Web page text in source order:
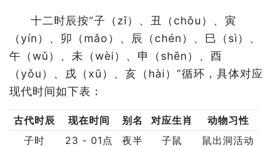
十二时辰按“子（zǐ）、丑（chǒu）、寅
（yín）、卯（mǎo）、辰（chén）、巳（sì）、
午（wǔ）、未（wèi）、申（shēn）、酉
（yǒu）、戌（xū）、亥（hài）”循环，具体对应
现代时间如下表：
古代时辰 现在时间 别名 对应生肖
动物习性
子时
23 - 01点 夜半 子鼠
鼠出洞活动